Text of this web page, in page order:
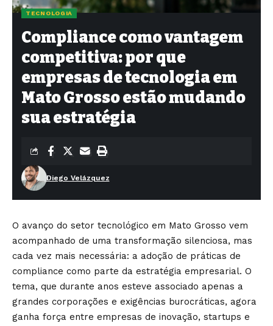
TECNOLOGIA
Compliance como vantagem
competitiva: por que
empresas de tecnologia em
Mato Grosso estão mudando
sua estratégia
Diego Velázquez
O avanço do setor tecnológico em Mato Grosso vem
acompanhado de uma transformação silenciosa, mas
cada vez mais necessária: a adoção de práticas de
compliance como parte da estratégia empresarial. O
tema, que durante anos esteve associado apenas a
grandes corporações e exigências burocráticas, agora
ganha força entre empresas de inovação, startups e